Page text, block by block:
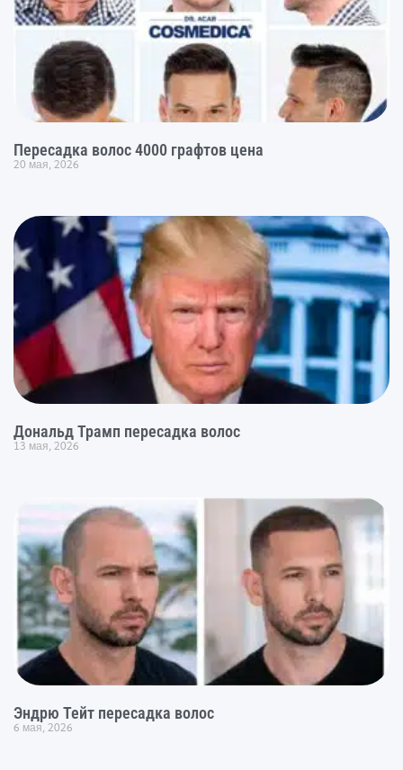
Пересадка волос 4000 графтов цена
20 мая, 2026
Дональд Трамп пересадка волос
13 мая, 2026
Эндрю Тейт пересадка волос
6 мая, 2026